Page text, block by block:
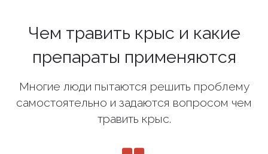
Чем травить крыс и какие
препараты применяются
Многие люди пытаются решить проблему
самостоятельно и задаются вопросом чем
травить крыс.